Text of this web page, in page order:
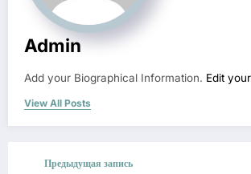
Admin
Add your Biographical Information. Edit
View All Posts
Предыдущая запись